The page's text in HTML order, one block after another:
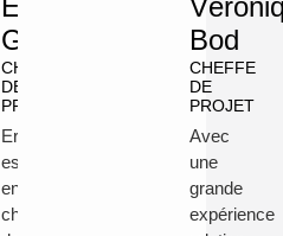
Gaitán
CHEF
DE
PROJET
Ernesto
est
en
charge
Bod
CHEFFE
DE
PROJET
Avec
une
grande
expérience